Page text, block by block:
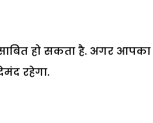
हो सकता है. अगर
रहेगा.